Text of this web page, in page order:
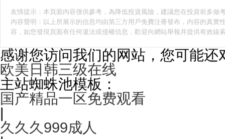
友情提示：本頁面內容僅供參考，為降低投資風險，建議您在投資前多
內容聲明：以上所展示的信息均由第三方用戶免費注冊發布，內容的真
容，如您發現頁面有任何違法或侵權信息，歡迎向網站舉報并提供有效線
感谢您访问我们的网站，您可能还
欧美日韩三级在线
主站蜘蛛池模板：
国产精品一区免费观看
|
久久久999成人